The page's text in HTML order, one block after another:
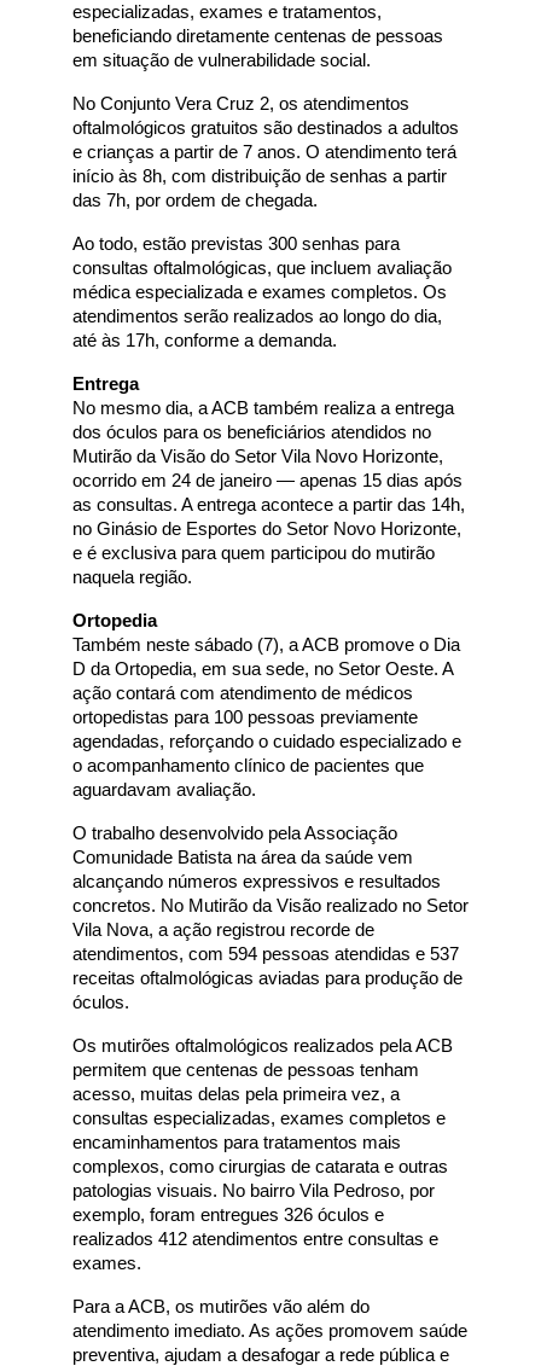
especializadas, exames e tratamentos,
beneficiando diretamente centenas de pessoas
em situação de vulnerabilidade social.
No Conjunto Vera Cruz 2, os atendimentos
oftalmológicos gratuitos são destinados a adultos
e crianças a partir de 7 anos. O atendimento terá
início às 8h, com distribuição de senhas a partir
das 7h, por ordem de chegada.
Ao todo, estão previstas 300 senhas para
consultas oftalmológicas, que incluem avaliação
médica especializada e exames completos. Os
atendimentos serão realizados ao longo do dia,
até às 17h, conforme a demanda.
Entrega
No mesmo dia, a ACB também realiza a entrega
dos óculos para os beneficiários atendidos no
Mutirão da Visão do Setor Vila Novo Horizonte,
ocorrido em 24 de janeiro — apenas 15 dias após
as consultas. A entrega acontece a partir das 14h,
no Ginásio de Esportes do Setor Novo Horizonte,
e é exclusiva para quem participou do mutirão
naquela região.
Ortopedia
Também neste sábado (7), a ACB promove o Dia
D da Ortopedia, em sua sede, no Setor Oeste. A
ação contará com atendimento de médicos
ortopedistas para 100 pessoas previamente
agendadas, reforçando o cuidado especializado e
o acompanhamento clínico de pacientes que
aguardavam avaliação.
O trabalho desenvolvido pela Associação
Comunidade Batista na área da saúde vem
alcançando números expressivos e resultados
concretos. No Mutirão da Visão realizado no Setor
Vila Nova, a ação registrou recorde de
atendimentos, com 594 pessoas atendidas e 537
receitas oftalmológicas aviadas para produção de
óculos.
Os mutirões oftalmológicos realizados pela ACB
permitem que centenas de pessoas tenham
acesso, muitas delas pela primeira vez, a
consultas especializadas, exames completos e
encaminhamentos para tratamentos mais
complexos, como cirurgias de catarata e outras
patologias visuais. No bairro Vila Pedroso, por
exemplo, foram entregues 326 óculos e
realizados 412 atendimentos entre consultas e
exames.
Para a ACB, os mutirões vão além do
atendimento imediato. As ações promovem saúde
preventiva, ajudam a desafogar a rede pública e